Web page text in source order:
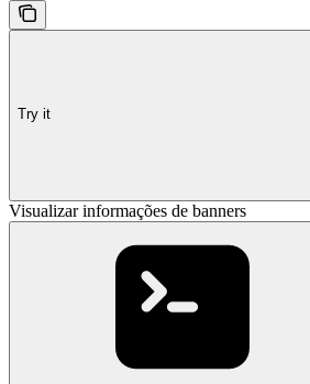
Try it
Visualizar informações de banners